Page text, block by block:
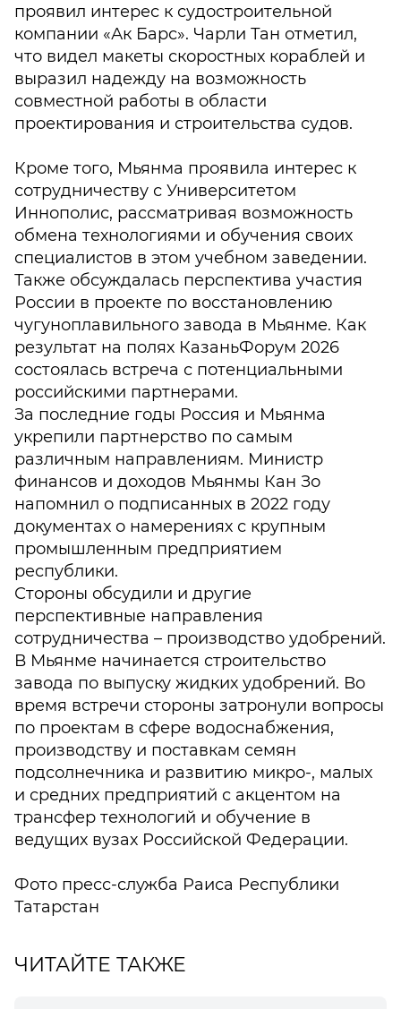
проявил интерес к судостроительной
компании «Ак Барс». Чарли Тан отметил,
что видел макеты скоростных кораблей и
выразил надежду на возможность
совместной работы в области
проектирования и строительства судов.
Кроме того, Мьянма проявила интерес к
сотрудничеству с Университетом
Иннополис, рассматривая возможность
обмена технологиями и обучения своих
специалистов в этом учебном заведении.
Также обсуждалась перспектива участия
России в проекте по восстановлению
чугуноплавильного завода в Мьянме. Как
результат на полях КазаньФорум 2026
состоялась встреча с потенциальными
российскими партнерами.
За последние годы Россия и Мьянма
укрепили партнерство по самым
различным направлениям. Министр
финансов и доходов Мьянмы Кан Зо
напомнил о подписанных в 2022 году
документах о намерениях с крупным
промышленным предприятием
республики.
Стороны обсудили и другие
перспективные направления
сотрудничества – производство удобрений.
В Мьянме начинается строительство
завода по выпуску жидких удобрений. Во
время встречи стороны затронули вопросы
по проектам в сфере водоснабжения,
производству и поставкам семян
подсолнечника и развитию микро-, малых
и средних предприятий с акцентом на
трансфер технологий и обучение в
ведущих вузах Российской Федерации.
Фото пресс-служба Раиса Республики
Татарстан
ЧИТАЙТЕ ТАКЖЕ